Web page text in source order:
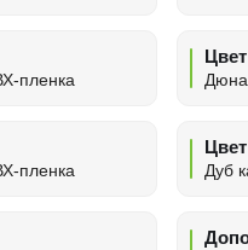
пленка Дюна
пленка Дуб